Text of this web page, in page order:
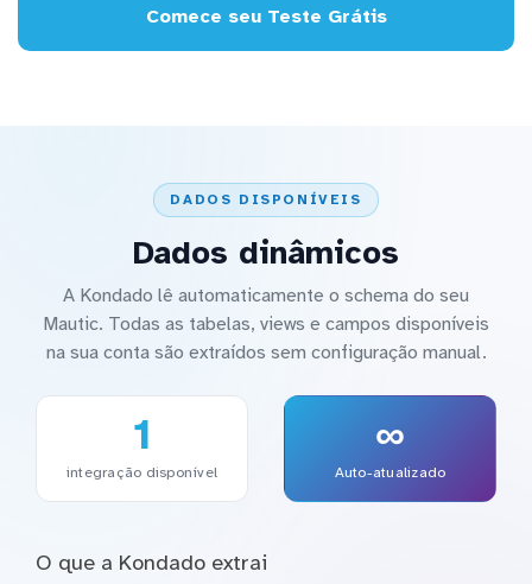
Comece seu Teste Grátis
DADOS DISPONÍVEIS
Dados dinâmicos
A Kondado lê automaticamente o schema do seu
Mautic. Todas as tabelas, views e campos disponíveis
na sua conta são extraídos sem configuração manual.
1
integração disponível
∞
Auto-atualizado
O que a Kondado extrai